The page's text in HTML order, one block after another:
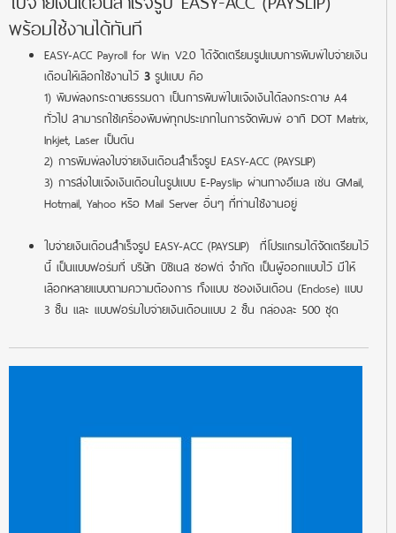
พร้อมใช้งานได้ทันที
EASY-ACC Payroll for Win V2.0 ได้จัดเตรียมรูปแบบการพิมพ์ใบจ่ายเงิน
เดือนให้เลือกใช้งานไว้ 3รูปแบบ คือ
1) พิมพ์ลงกระดาษธรรมดา เป็นการพิมพ์ใบแจ้งเงินได้ลงกระดาษ A4
ทั่วไป สามารถใช้เครื่องพิมพ์ทุกประเภทในการจัดพิมพ์ อาทิ DOT Matrix,
Inkjet, Laser เป็นต้น
2) การพิมพ์ลงใบจ่ายเงินเดือนสำเร็จรูป EASY-ACC (PAYSLIP)
3) การส่งใบแจ้งเงินเดือนในรูปแบบ E-Payslip ผ่านทางอีเมล เช่น GMail,
Hotmail, Yahoo หรือ Mail Server อื่นๆ ที่ท่านใช้งานอยู่
ใบจ่ายเงินเดือนสำเร็จรูป EASY-ACC (PAYSLIP) ที่โปรแกรมได้จัดเตรียมไว้
นี้ เป็นแบบฟอร์มที่ บริษัท บิซิเนส ซอฟต์ จำกัด เป็นผู้ออกแบบไว้ มีให้
เลือกหลายแบบตามความต้องการ ทั้งแบบ ซองเงินเดือน (Enclose) แบบ
3 ชั้น และ แบบฟอร์มใบจ่ายเงินเดือนแบบ 2 ชั้น กล่องละ 500 ชุด